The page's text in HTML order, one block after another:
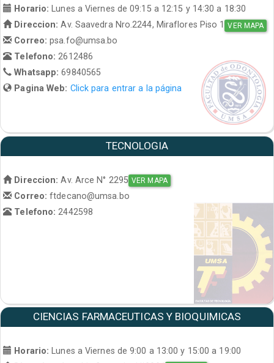
Horario: Lunes a Viernes de 09:15 a 12:15 y 14:30 a 18:30
Direccion: Av. Saavedra Nro.2244, Miraflores Piso 1 VER MAPA
Correo:psa.fo@umsa.bo
Telefono:2612486
Whatsapp:69840565
Pagina Web: Click para entrar a la página
TECNOLOGIA
Direccion: Av. Arce N° 2295 VER MAPA
Correo:ftdecano@umsa.bo
Telefono: 2442598
CIENCIAS FARMACEUTICAS Y BIOQUIMICAS
Horario: Lunes a Viernes de 9:00 a 13:00 y 15:00 a 19:00